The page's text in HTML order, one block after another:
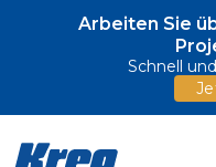
Arbeiten Sie
Schnell